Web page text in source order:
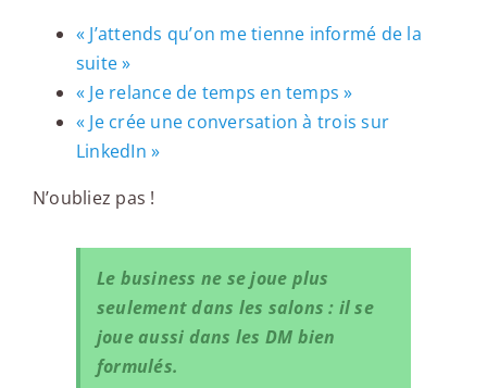
« J’attends qu’on me tienne informé de la
suite »
« Je relance de temps en temps »
« Je crée une conversation à trois sur
LinkedIn »
N’oubliez pas !
Le business ne se joue plus
seulement dans les salons : il se
joue aussi dans les DM bien
formulés.